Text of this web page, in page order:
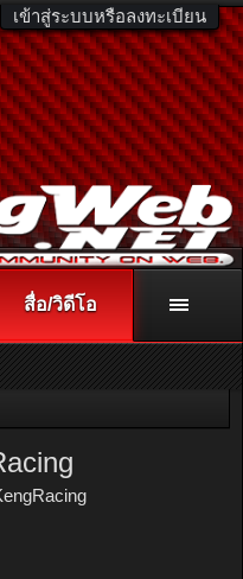
เข้าสู่ระบบหรือลงทะเบียน
หรือโทร. 081-811-1138
พิ่มเติม คลิกที่นี่
สื่อ/วิดีโอ